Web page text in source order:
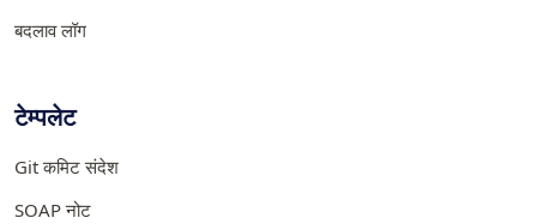
बदलाव लॉग
टेम्पलेट
Git कमिट संदेश
SOAP नोट